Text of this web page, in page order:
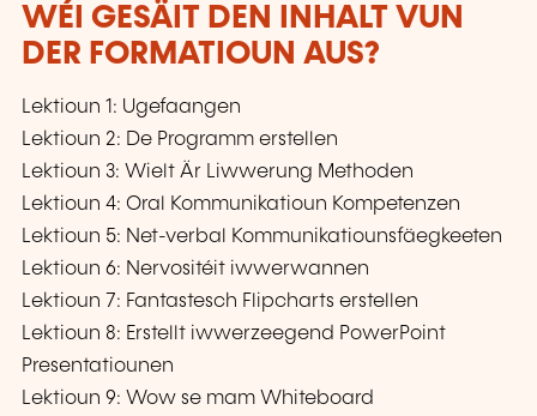
WÉI GESÄIT DEN INHALT VUN
DER FORMATIOUN AUS?
Lektioun 1: Ugefaangen
Lektioun 2: De Programm erstellen
Lektioun 3: Wielt Är Liwwerung Methoden
Lektioun 4: Oral Kommunikatioun Kompetenzen
Lektioun 5: Net-verbal Kommunikatiounsfäegkeeten
Lektioun 6: Nervositéit iwwerwannen
Lektioun 7: Fantastesch Flipcharts erstellen
Lektioun 8: Erstellt iwwerzeegend PowerPoint
Presentatiounen
Lektioun 9: Wow se mam Whiteboard